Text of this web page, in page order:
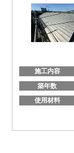
施工内容
築年数
使用材料